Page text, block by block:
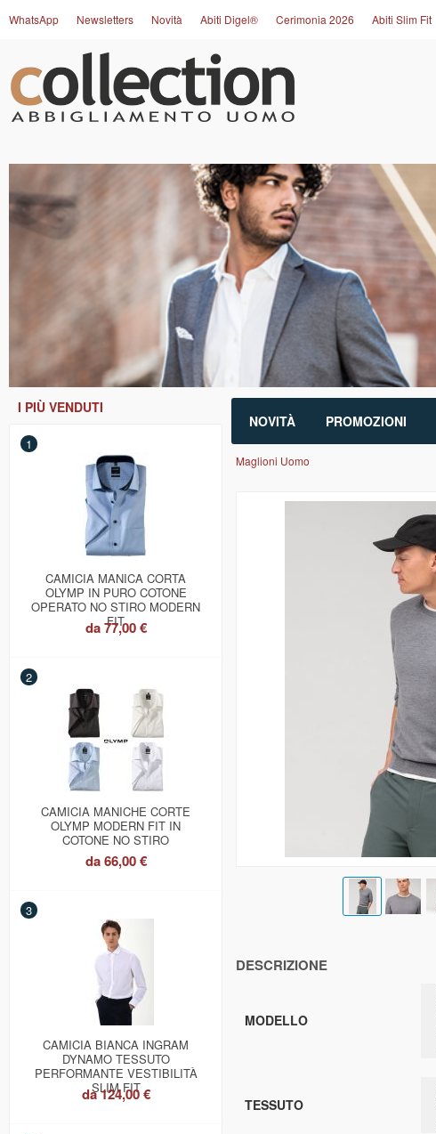
WhatsApp Newsletters Novità Abiti Digel® Cerimonia 2026 Abiti Slim Fit
NOVITÀ PROMOZIONI
I PIÙ VENDUTI
1
CAMICIA MANICA CORTA
OLYMP IN PURO COTONE
OPERATO NO STIRO MODERN
FIT
da77,00 €
2
CAMICIA MANICHE CORTE
OLYMP MODERN FIT IN
COTONE NO STIRO
da66,00 €
3
CAMICIA BIANCA INGRAM
DYNAMO TESSUTO
PERFORMANTE VESTIBILITÀ
SLIM FIT
da124,00 €
Maglioni Uomo
DESCRIZIONE
MODELLO
TESSUTO